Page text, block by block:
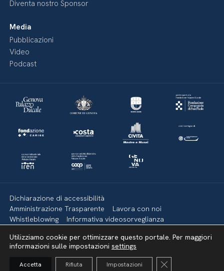
Diventa nostro Sponsor
Media
Pubblicazioni
Video
Podcast
Dichiarazione di accessibilità
Amministrazione Trasparente
Lavora con noi
Whistleblowing
Informativa videosorveglianza
Mappa del sito
Torna su
Utilizziamo cookie per ottimizzare questo portale. Per maggiori
informazioni sulle impostazioni settings
Accetta Rifiuta Impostazioni Close GDPR